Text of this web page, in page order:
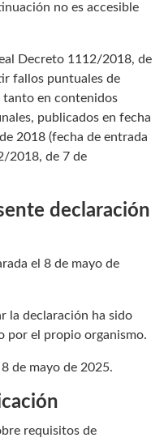
no es accesible
Decreto 1112/2018, de
fallos puntuales de
tanto en contenidos
publicados en fecha
2018 (fecha de entrada
2018, de 7 de
declaración
el 8 de mayo de
la declaración ha sido
por el propio organismo.
de mayo de 2025.
requisitos de